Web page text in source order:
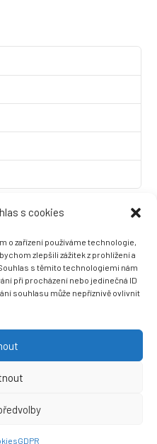
s cookies
o zařízení používáme technologie,
zlepšili zážitek z prohlížení a
s těmito technologiemi nám
při procházení nebo jedinečná ID
souhlasu může nepříznivě ovlivnit
GDPR
škola a mateřská škola
s.r.o.